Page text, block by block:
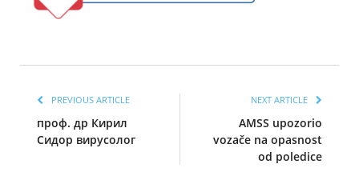
PREVIOUS ARTICLE
проф. др Кирил
Сидор вирусолог
NEXT ARTICLE
AMSS upozorio
vozače na opasnost
od poledice